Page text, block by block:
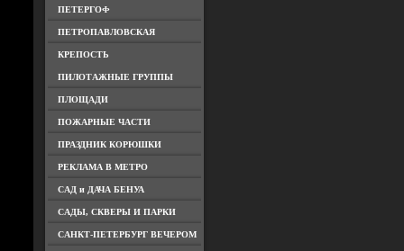
ПЕТЕРГОФ
ПЕТРОПАВЛОВСКАЯ
КРЕПОСТЬ
ПИЛОТАЖНЫЕ ГРУППЫ
ПЛОЩАДИ
ПОЖАРНЫЕ ЧАСТИ
ПРАЗДНИК КОРЮШКИ
РЕКЛАМА В МЕТРО
САД и ДАЧА БЕНУА
САДЫ, СКВЕРЫ И ПАРКИ
САНКТ-ПЕТЕРБУРГ ВЕЧЕРОМ